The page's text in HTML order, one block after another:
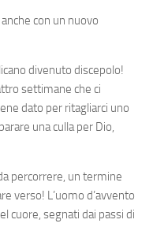
con un nuovo
divenuto discepolo!
settimane che ci
dato per ritagliarci uno
una culla per Dio,
percorrere, un termine
verso! L’uomo d’avvento
cuore, segnati dai passi di